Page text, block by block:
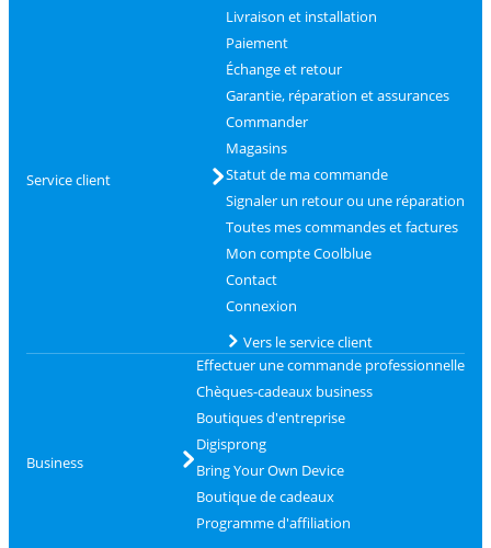
Service client
Livraison et installation
Paiement
Échange et retour
Garantie, réparation et assurances
Commander
Magasins
Statut de ma commande
Signaler un retour ou une réparation
Toutes mes commandes et factures
Mon compte Coolblue
Contact
Connexion
Vers le service client
Business
Effectuer une commande professionnelle
Chèques-cadeaux business
Boutiques d'entreprise
Digisprong
Bring Your Own Device
Boutique de cadeaux
Programme d'affiliation